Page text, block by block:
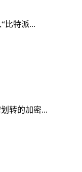
比特派...
转的加密...